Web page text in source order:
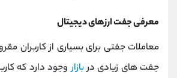
معرفی جفت ارزهای دیجیتال
معاملات جفتی برای بسیاری از کاربران
جفت های زیادی دربازاروجود دارد که